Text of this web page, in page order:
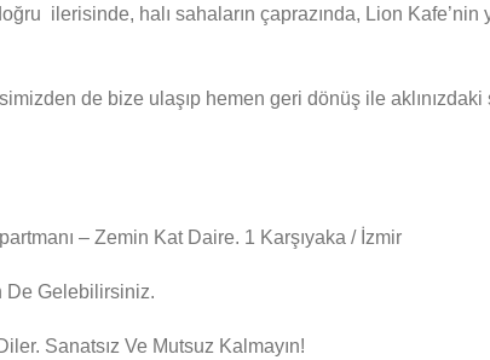
ilerisinde, halı sahaların çaprazında, Lion Kafe’nin
de bize ulaşıp hemen geri dönüş ile
– Zemin Kat Daire. 1 Karşıyaka / İzmir
De Gelebilirsiniz.
Sanatsız Ve Mutsuz Kalmayın!